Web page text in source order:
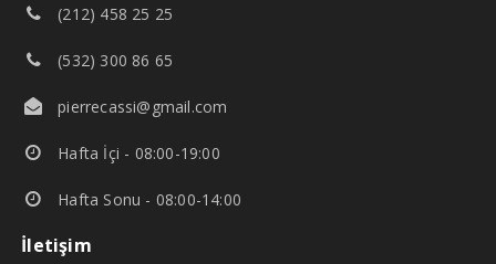
(212) 458 25 25
(532) 300 86 65
pierrecassi@gmail.com
Hafta İçi - 08:00-19:00
Hafta Sonu - 08:00-14:00
İletişim